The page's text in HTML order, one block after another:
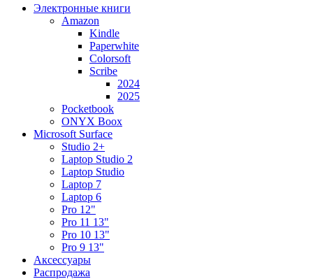
Электронные книги
Amazon
Kindle
Paperwhite
Colorsoft
Scribe
2024
2025
Pocketbook
ONYX Boox
Microsoft Surface
Studio 2+
Laptop Studio 2
Laptop Studio
Laptop 7
Laptop 6
Pro 12"
Pro 11 13"
Pro 10 13"
Pro 9 13"
Аксессуары
Распродажа